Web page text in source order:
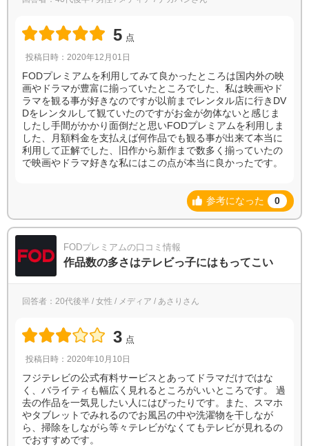
5 点
投稿日時：2020年12月01日
FODプレミアムを利用してみて良かったところは国内外の映
画やドラマが豊富に揃っていたところでした、私は映画やド
ラマを観る事が好きなのですが以前までレンタル店に行きDV
Dをレンタルして観ていたのですがお金が勿体ないと感じま
したし手間がかかり面倒だと思いFODプレミアムを利用しま
した、月額料金を支払えば何作品でも観る事が出来て本当に
利用して正解でした、旧作から新作まで数多く揃っていたの
で映画やドラマ好きな私にはこの点が本当に良かったです。
参考になった 0
FODプレミアムの口コミ情報
作品数の多さはテレビっ子にはもってこい
回答者：20代後半 / 女性 / メディア / あさりさん
3 点
投稿日時：2020年10月10日
フジテレビの公式有料サービスとあってドラマだけではな
く、バライティも幅広く見れるところがいいところです。 過
去の作品を一気見したい人にはぴったりです。また、スマホ
やタブレットでみれるのでお風呂の中や洗濯物を干しなが
ら、掃除をしながら等々テレビがなくてもテレビが見れるの
でおすすめです。